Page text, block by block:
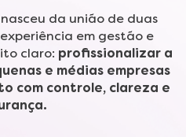
nasceu da união de duas
em gestão e
claro: profissionalizar a
e médias empresas
com controle, clareza e